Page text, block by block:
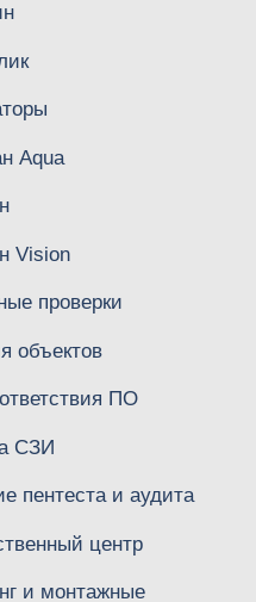
Aqua
Vision
проверки
объектов
ПО
СЗИ
пентеста и аудита
центр
и монтажные